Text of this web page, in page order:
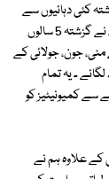
کئی دہائیوں سے
آئی یو سی این پاکستان کے ساحلی علاقوں میں تیمر لگار ہا ہے ہم نے گزشتہ 5 سالوں
نے مئی، جون، جولائی کے
میں تیمرکے4 لاکھ پودے لگائے ۔ یہ تمام
سے کمیونیٹیز کو
کے علاوہ ہم نے